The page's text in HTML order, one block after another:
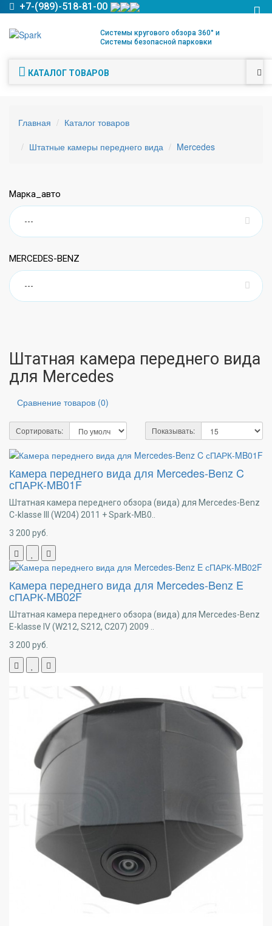
+7-(989)-518-81-00
Системы кругового обзора 360° и
Системы безопасной парковки
КАТАЛОГ ТОВАРОВ
Главная
Каталог товаров
Штатные камеры переднего вида
Mercedes
Марка_авто
MERCEDES-BENZ
Штатная камера переднего вида
для Mercedes
Сравнение товаров (0)
Сортировать: Показывать:
Камера переднего вида для Mercedes-Benz C
сПАРК-MB01F
Штатная камера переднего обзора (вида) для Mercedes-Benz
C-klasse III (W204) 2011 + Spark-MB0..
3 200 руб.
Камера переднего вида для Mercedes-Benz E
сПАРК-MB02F
Штатная камера переднего обзора (вида) для Mercedes-Benz
E-klasse IV (W212, S212, C207) 2009 ..
3 200 руб.